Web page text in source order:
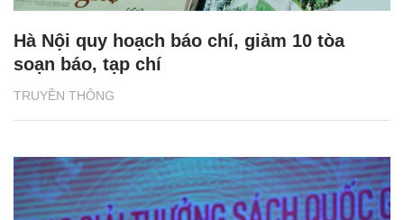
TRUYỀN THÔNG
Hà Nội quy hoạch báo chí, giảm 10 tòa
soạn báo, tạp chí